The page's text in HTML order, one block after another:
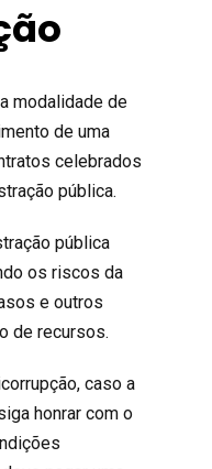
modalidade de
de uma
celebrados
pública.
pública
os riscos da
e outros
de recursos.
caso a
honrar com o